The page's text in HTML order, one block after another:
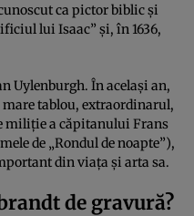
ca pictor biblic și
lui Isaac” și, în 1636,
Uylenburgh. În același an,
tablou, extraordinarul,
miliție a căpitanului Frans
de „Rondul de noapte”),
din viața și arta sa.
de gravură?